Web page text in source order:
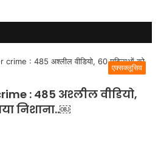
एक्सक्लूसिव
: 485 अश्लील वीडियो,
निशाना..￼